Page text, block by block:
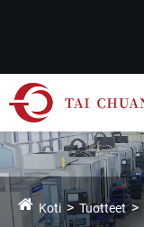
Koti Tuotteet